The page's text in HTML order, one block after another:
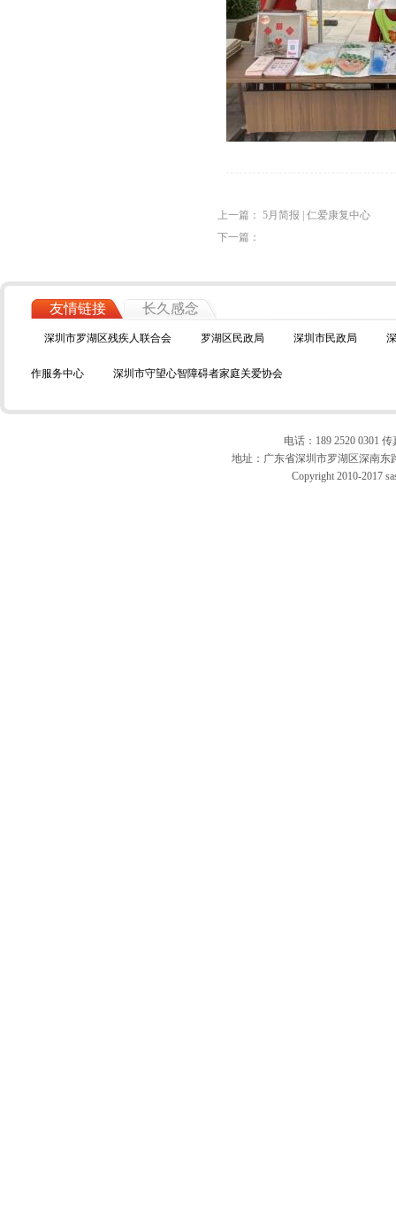
上一篇： 5月简报 | 仁爱康复中心
下一篇：
友情链接 长久感念
深圳市罗湖区残疾人联合会 罗湖区民政局 深圳市民政局
作服务中心 深圳市守望心智障碍者家庭关爱协会
电话：189 2520 0301 传
地址：广东省深圳市罗湖区深南东
Copyright 2010-2017